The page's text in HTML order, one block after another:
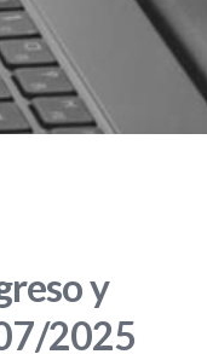
y
2025